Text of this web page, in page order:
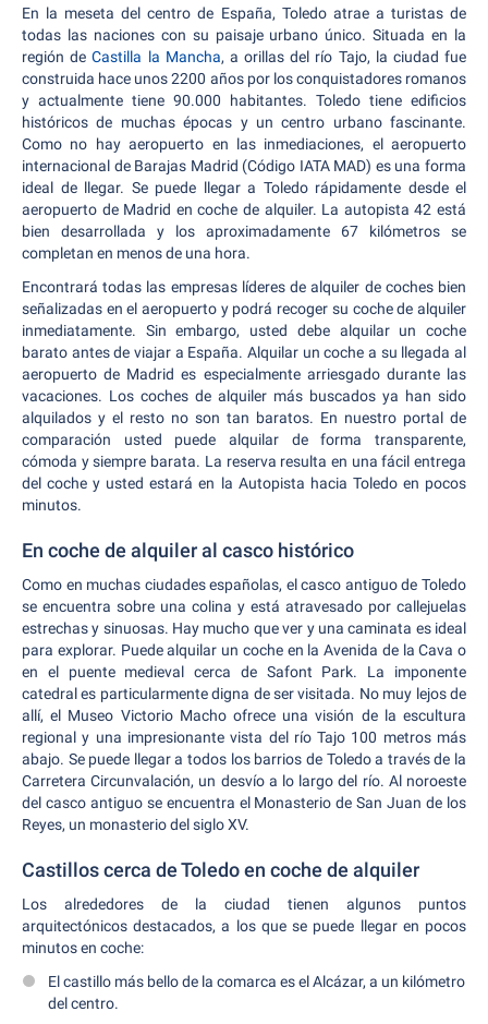
En la meseta del centro de España, Toledo atrae a turistas de
todas las naciones con su paisaje urbano único. Situada en la
región deCastilla la Mancha, a orillas del río Tajo, la ciudad fue
construida hace unos 2200 años por los conquistadores romanos
y actualmente tiene 90.000 habitantes. Toledo tiene edificios
históricos de muchas épocas y un centro urbano fascinante.
Como no hay aeropuerto en las inmediaciones, el aeropuerto
internacional de Barajas Madrid (Código IATA MAD) es una forma
ideal de llegar. Se puede llegar a Toledo rápidamente desde el
aeropuerto de Madrid en coche de alquiler. La autopista 42 está
bien desarrollada y los aproximadamente 67 kilómetros se
completan en menos de una hora.
Encontrará todas las empresas líderes de alquiler de coches bien
señalizadas en el aeropuerto y podrá recoger su coche de alquiler
inmediatamente. Sin embargo, usted debe alquilar un coche
barato antes de viajar a España. Alquilar un coche a su llegada al
aeropuerto de Madrid es especialmente arriesgado durante las
vacaciones. Los coches de alquiler más buscados ya han sido
alquilados y el resto no son tan baratos. En nuestro portal de
comparación usted puede alquilar de forma transparente,
cómoda y siempre barata. La reserva resulta en una fácil entrega
del coche y usted estará en la Autopista hacia Toledo en pocos
minutos.
En coche de alquiler al casco histórico
Como en muchas ciudades españolas, el casco antiguo de Toledo
se encuentra sobre una colina y está atravesado por callejuelas
estrechas y sinuosas. Hay mucho que ver y una caminata es ideal
para explorar. Puede alquilar un coche en la Avenida de la Cava o
en el puente medieval cerca de Safont Park. La imponente
catedral es particularmente digna de ser visitada. No muy lejos de
allí, el Museo Victorio Macho ofrece una visión de la escultura
regional y una impresionante vista del río Tajo 100 metros más
abajo. Se puede llegar a todos los barrios de Toledo a través de la
Carretera Circunvalación, un desvío a lo largo del río. Al noroeste
del casco antiguo se encuentra el Monasterio de San Juan de los
Reyes, un monasterio del siglo XV.
Castillos cerca de Toledo en coche de alquiler
Los alrededores de la ciudad tienen algunos puntos
arquitectónicos destacados, a los que se puede llegar en pocos
minutos en coche:
El castillo más bello de la comarca es el Alcázar, a un kilómetro
del centro.